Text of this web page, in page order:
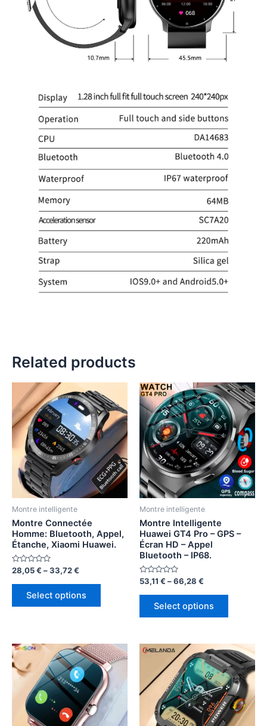
Related products
Montre intelligente
Montre Connectée
Homme: Bluetooth, Appel,
Étanche, Xiaomi Huawei.
Rated
out
28,05€ –33,72€
Select options
Montre intelligente
Montre Intelligente
Huawei GT4 Pro – GPS –
Écran HD – Appel
Bluetooth – IP68.
Rated
out
53,11 € –66,28 €
Select options